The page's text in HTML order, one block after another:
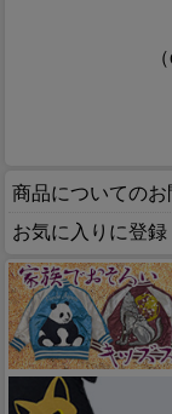
商品についての
お気に入りに登録